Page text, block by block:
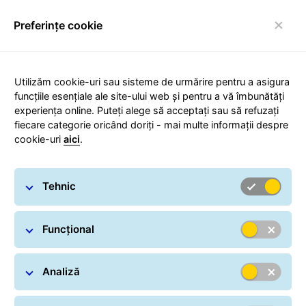
Condiții Generale privind
Furnizarea Serviciilor
Poștale
Preferințe cookie
Utilizăm cookie-uri sau sisteme de urmărire pentru a asigura
funcțiile esențiale ale site-ului web și pentru a vă îmbunătăți
experiența online. Puteți alege să acceptați sau să refuzați
fiecare categorie oricând doriți - mai multe informații despre
cookie-uri aici.
Tehnic
Funcțional
Analiză